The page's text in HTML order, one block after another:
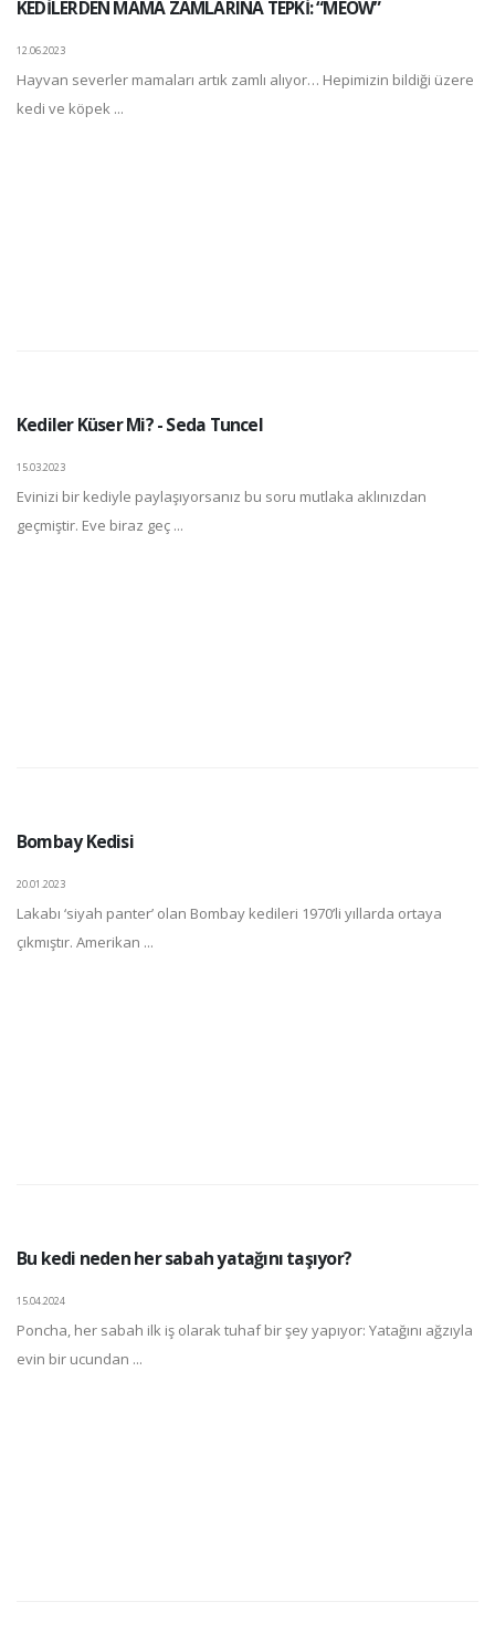
KEDİLERDEN MAMA ZAMLARINA TEPKİ: “MEOW”
12.06.2023
Hayvan severler mamaları artık zamlı alıyor… Hepimizin bildiği üzere
kedi ve köpek ...
Kediler Küser Mi? - Seda Tuncel
15.03.2023
Evinizi bir kediyle paylaşıyorsanız bu soru mutlaka aklınızdan
geçmiştir. Eve biraz geç ...
Bombay Kedisi
20.01.2023
Lakabı ‘siyah panter’ olan Bombay kedileri 1970’li yıllarda ortaya
çıkmıştır. Amerikan ...
Bu kedi neden her sabah yatağını taşıyor?
15.04.2024
Poncha, her sabah ilk iş olarak tuhaf bir şey yapıyor: Yatağını ağzıyla
evin bir ucundan ...